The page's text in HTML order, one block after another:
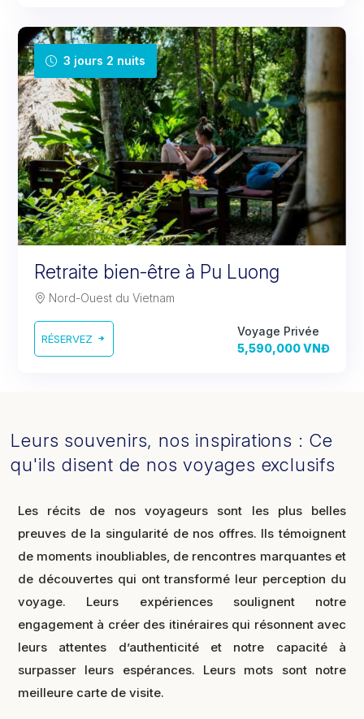
3 jours 2 nuits
Retraite bien-être à Pu Luong
Nord-Ouest du Vietnam
RÉSERVEZ
Voyage Privée
5,590,000 VNĐ
Leurs souvenirs, nos inspirations : Ce
qu'ils disent de nos voyages exclusifs
Les récits de nos voyageurs sont les plus belles
preuves de la singularité de nos offres. Ils témoignent
de moments inoubliables, de rencontres marquantes et
de découvertes qui ont transformé leur perception du
voyage. Leurs expériences soulignent notre
engagement à créer des itinéraires qui résonnent avec
leurs attentes d’authenticité et notre capacité à
surpasser leurs espérances. Leurs mots sont notre
meilleure carte de visite.